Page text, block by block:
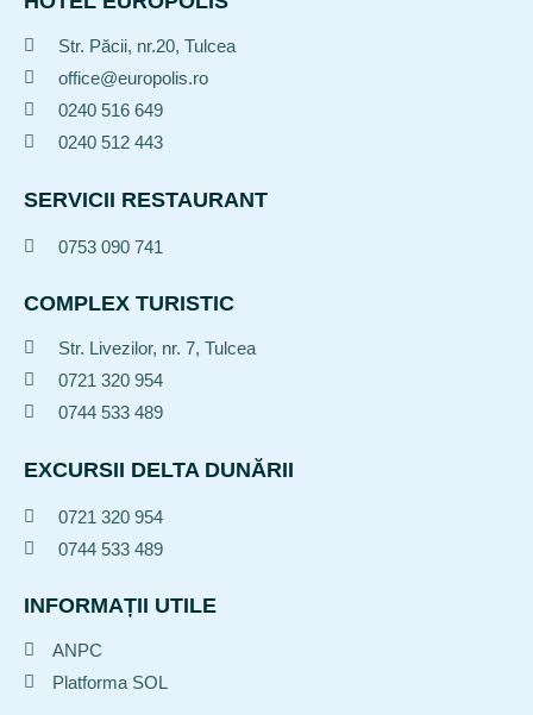
Str. Păcii, nr.20, Tulcea
office@europolis.ro
0240 516 649
0240 512 443
SERVICII RESTAURANT
0753 090 741
COMPLEX TURISTIC
Str. Livezilor, nr. 7, Tulcea
0721 320 954
0744 533 489
EXCURSII DELTA DUNĂRII
0721 320 954
0744 533 489
INFORMAȚII UTILE
ANPC
Platforma SOL